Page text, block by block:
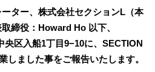
ター、株式会社セクションL（本
締役：Howard Ho 以下、
区入船1丁目9−10に、SECTION
しました事をご報告いたします。